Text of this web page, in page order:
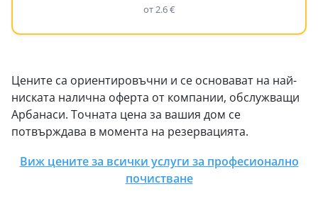
от 2.6 €
Цените са ориентировъчни и се основават на най-
ниската налична оферта от компании, обслужващи
Арбанаси. Точната цена за вашия дом се
потвърждава в момента на резервацията.
Виж цените за всички услуги за професионално
почистване